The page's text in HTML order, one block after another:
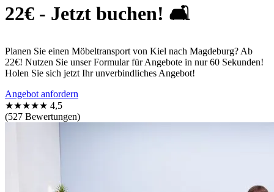
22€ - Jetzt buchen! 🛋
Planen Sie einen Möbeltransport von Kiel nach Magdeburg? Ab
22€! Nutzen Sie unser Formular für Angebote in nur 60 Sekunden!
Holen Sie sich jetzt Ihr unverbindliches Angebot!
Angebot anfordern
★★★★★ 4,5
(527 Bewertungen)